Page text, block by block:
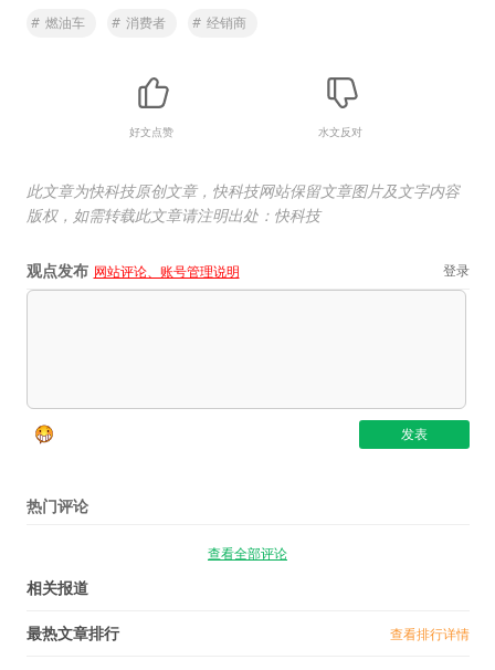
# 燃油车 # 消费者 # 经销商
好文点赞 水文反对
此文章为快科技原创文章，快科技网站保留文章图片及文字内容
版权，如需转载此文章请注明出处：快科技
观点发布 网站评论、账号管理说明 登录
热门评论
查看全部评论
相关报道
最热文章排行 查看排行详情